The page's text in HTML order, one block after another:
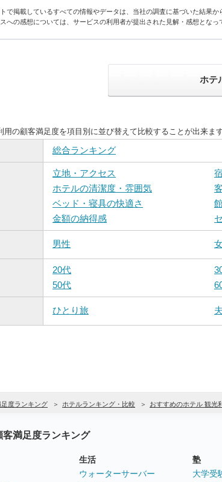
で掲載しているすべての情報やデータは、当社の調査に基づいた結果か
への感想については、サービスの利用者が提出された見解・感想とな
ホテ
用の顧客満足度を項目別に並び替えて比較することが出来ます
総合ランキング
立地・アクセス
ホテルの清潔度・雰囲気
ベッド・寝具の快適さ
金額の納得感
男性
20代
50代
ひとり旅
度ランキング ホテルランキング・比較 おすすめのホテル 観光
客満足度ランキング
生活
ウォーターサーバー
塾
大学受